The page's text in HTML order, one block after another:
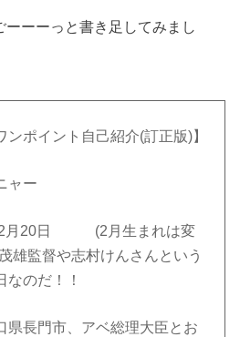
ーーっと書き足してみまし
ンポイント自己紹介(訂正版)】
ー
月20日 (2月生まれは変
監督や志村けんさんという
なのだ！！
長門市、アベ総理大臣とお